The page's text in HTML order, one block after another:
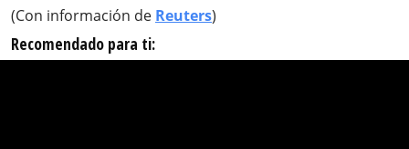
(Con información de Reuters)
Recomendado para ti: